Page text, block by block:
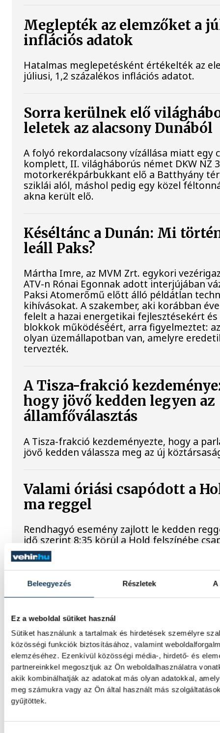
Beleegyezés Részletek A
Ez a weboldal sütiket használ
Sütiket használunk a tartalmak és hirdetések személyre
közösségi funkciók biztosításához, valamint
elemzéséhez. Ezenkívül közösségi média-, hirdető- és
partnereinkkel megosztjuk az Ön weboldalhasználatra
akik kombinálhatják az adatokat más olyan adatokkal,
meg számukra vagy az Ön által használt más
gyűjtöttek.
Meglepték az elemzőket a
inflációs adatok
Hatalmas meglepetésként értékelték az
júliusi, 1,2 százalékos inflációs adatot.
Sorra kerülnek elő
leletek az alacsony Dunából
A folyó rekordalacsony vízállása miatt egy
komplett, II. világháborús német DKW NZ
motorkerékpárbukkant elő a Batthyány
sziklái alól, máshol pedig egy közel
akna került elő.
Késéltánc a Dunán: Mi
leáll Paks?
Mártha Imre, az MVM Zrt. egykori
ATV-n Rónai Egonnak adott interjújában
Paksi Atomerőmű előtt álló példátlan
kihívásokat. A szakember, aki korábban
felelt a hazai energetikai fejlesztésekért és
blokkok működéséért, arra figyelmeztet:
olyan üzemállapotban van, amelyre
tervezték.
A Tisza-frakció
hogy jövő kedden legyen az
államfőválasztás
A Tisza-frakció kezdeményezte, hogy a
jövő kedden válassza meg az új
Valami óriási csapódott a
ma reggel
Rendhagyó esemény zajlott le kedden
idő szerint 8:35 körül a Hold felszínébe
SpaceX egyik Falcon–9 rakétájának felső
becsapódást a Földről szabad szemmel
látni, a szakemberek azonban
az eseményt.
Rekordok Európában –
Magyarország a legforróbb,
Angliában szárazság tombol
Rá sem ismerünk Európára,
rekordokat dönt a hőség. Magyarország a
országok közé került, miközben az
Királyságban olyan száraz júliust mértek,
155 éve nem volt példa.